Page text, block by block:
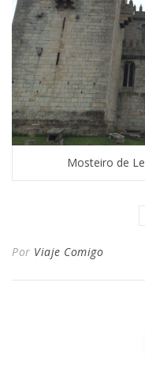
Mosteiro de
Por Viaje Comigo